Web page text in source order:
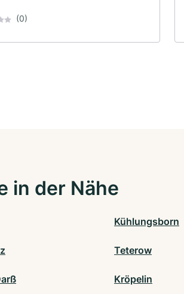
(0)
in der Nähe
Kühlungsborn
Teterow
Kröpelin